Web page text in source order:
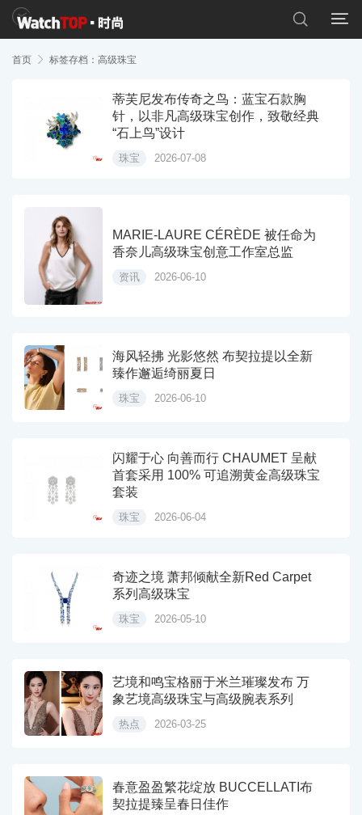


首页  标签存档：高级珠宝
蒂芙尼发布传奇之鸟：蓝宝石款胸
针，以非凡高级珠宝创作，致敬经典
“石上鸟”设计
珠宝 2026-07-08
MARIE-LAURE CÉRÈDE 被任命为
香奈儿高级珠宝创意工作室总监
资讯 2026-06-10
海风轻拂 光影悠然 布契拉提以全新
臻作邂逅绮丽夏日
珠宝 2026-06-10
闪耀于心 向善而行 CHAUMET 呈献
首套采用 100% 可追溯黄金高级珠宝
套装
珠宝 2026-06-04
奇迹之境 萧邦倾献全新Red Carpet
系列高级珠宝
珠宝 2026-05-10
艺境和鸣宝格丽于米兰璀璨发布 万
象艺境高级珠宝与高级腕表系列
热点 2026-03-25
春意盈盈繁花绽放 BUCCELLATI布
契拉提臻呈春日佳作